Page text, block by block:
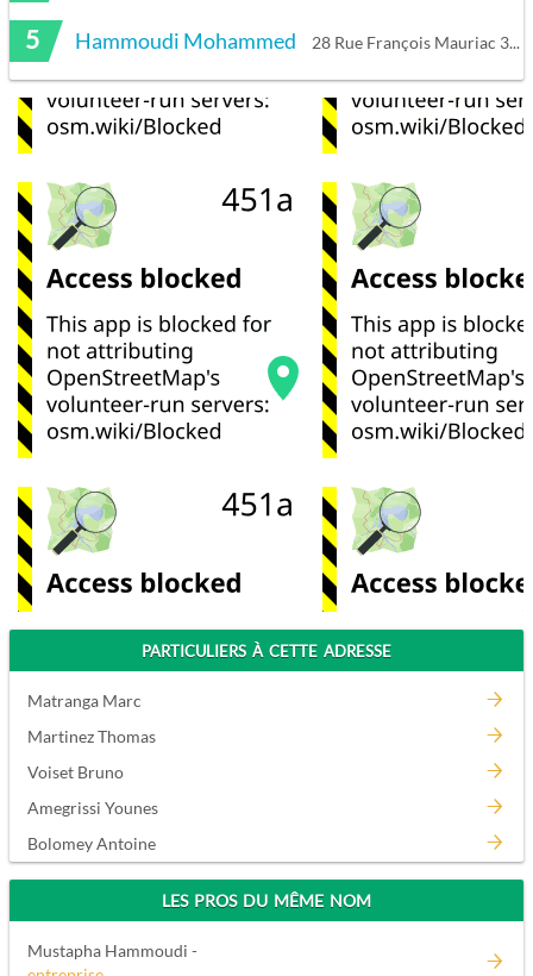
5 Hammoudi Mohammed 28 Rue François Mauriac 33270 Floirac
PARTICULIERS À CETTE ADRESSE
Matranga Marc
Martinez Thomas
Voiset Bruno
Amegrissi Younes
Bolomey Antoine
LES PROS DU MÊME NOM
Mustapha Hammoudi -